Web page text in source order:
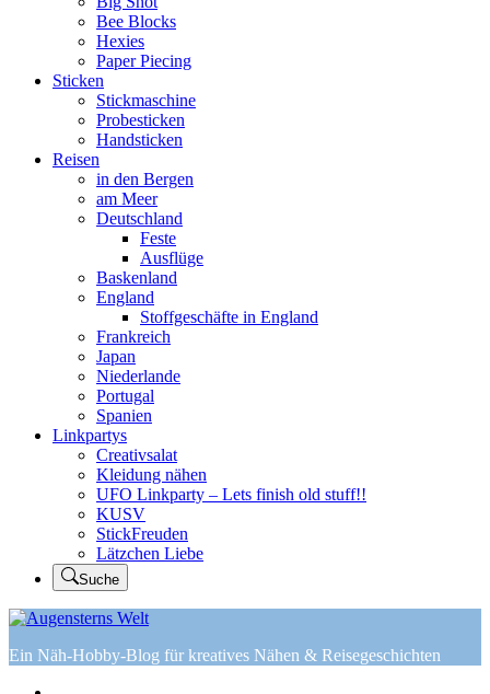
Bee Blocks
Hexies
Paper Piecing
Sticken
Stickmaschine
Probesticken
Handsticken
Reisen
in den Bergen
am Meer
Deutschland
Feste
Ausflüge
Baskenland
England
Stoffgeschäfte in England
Frankreich
Japan
Niederlande
Portugal
Spanien
Linkpartys
Creativsalat
Kleidung nähen
UFO Linkparty – Lets finish old stuff!!
KUSV
StickFreuden
Lätzchen Liebe
Suche
Ein Näh-Hobby-Blog für kreatives Nähen & Reisegeschichten